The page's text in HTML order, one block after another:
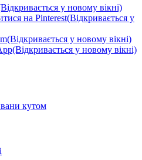
у новому вікні)
на Pinterest(Відкривається у
у новому вікні)
у новому вікні)
кутом